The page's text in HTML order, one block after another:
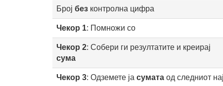
Број без контролна цифра
Чекор 1: Помножи со
Чекор 2: Собери ги резултатите и креирај
сума
Чекор 3: Одземете ја сумата од следниот